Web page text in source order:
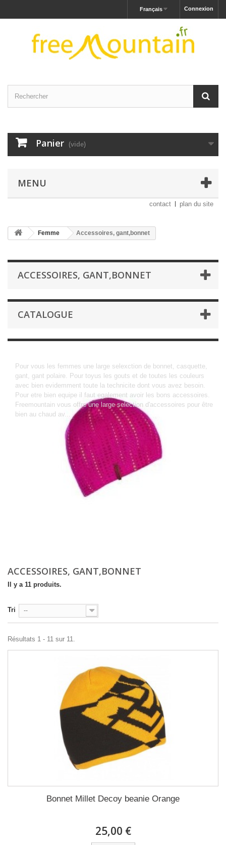
Connexion
Français
Panier (vide)
MENU
contact plan du site
Femme Accessoires, gant,bonnet
ACCESSOIRES, GANT,BONNET
CATALOGUE
Pour vous les femmes une large selexction de bonnet, casquette,
gant, gant polaire. Pour toyus les gouts et de toutes les couleurs
avec bien evidemment toute la technicite dont vous avez besoin.
Pour etre bien equipe il faut egalement avoir les bons accessoires.
Freemountain vous offre une large selection d'accessoires pour être
bien au chaud av...
ACCESSOIRES, GANT,BONNET
Il y a 11 produits.
Tri --
Résultats 1 - 11 sur 11.
Bonnet Millet Decoy beanie Orange
25,00 €